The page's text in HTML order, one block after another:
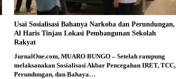
Usai Sosialisasi Bahanya Narkoba dan Perundungan,
Al Haris Tinjau Lokasi Pembangunan Sekolah
Rakyat
JurnalOne.com, MUARO BUNGO – Setelah rampung
melaksanakan Sosialisasi Akbar Pencegahan IRET, TCC,
Perundungan, dan Bahaya…